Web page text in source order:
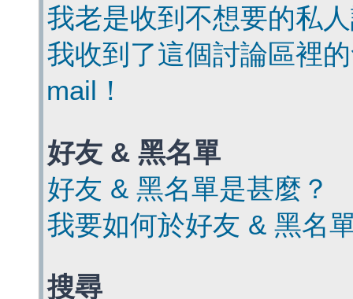
我老是收到不想要的私
我收到了這個討論區裡
mail！
好友 & 黑名單
好友 & 黑名單是甚麼？
我要如何於好友 & 黑名
搜尋